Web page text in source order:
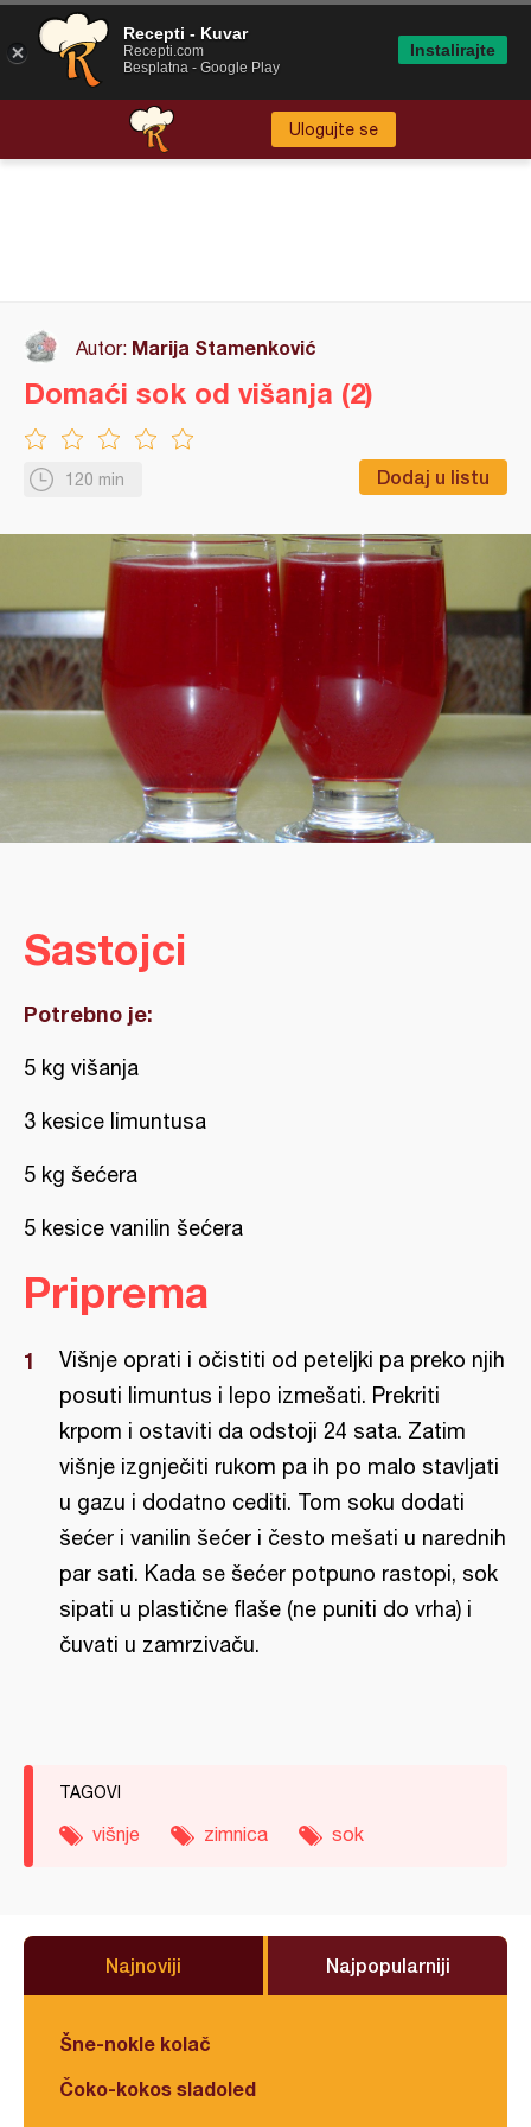
Ulogujte se
Autor: Marija Stamenković
120 min Dodaj u listu
Domaći sok od višanja (2)
Sastojci
Potrebno je:
5 kg višanja
3 kesice limuntusa
5 kg šećera
5 kesice vanilin šećera
Priprema
Višnje oprati i očistiti od peteljki pa preko njih
posuti limuntus i lepo izmešati. Prekriti
krpom i ostaviti da odstoji 24 sata. Zatim
višnje izgnječiti rukom pa ih po malo stavljati
u gazu i dodatno cediti. Tom soku dodati
šećer i vanilin šećer i često mešati u narednih
par sati. Kada se šećer potpuno rastopi, sok
sipati u plastične flaše (ne puniti do vrha) i
čuvati u zamrzivaču.
TAGOVI
višnje zimnica sok
Najnoviji Najpopularniji
Šne-nokle kolač
Čoko-kokos sladoled
Recepti - Kuvar
Recepti.com
Besplatna - Google Play
Instalirajte